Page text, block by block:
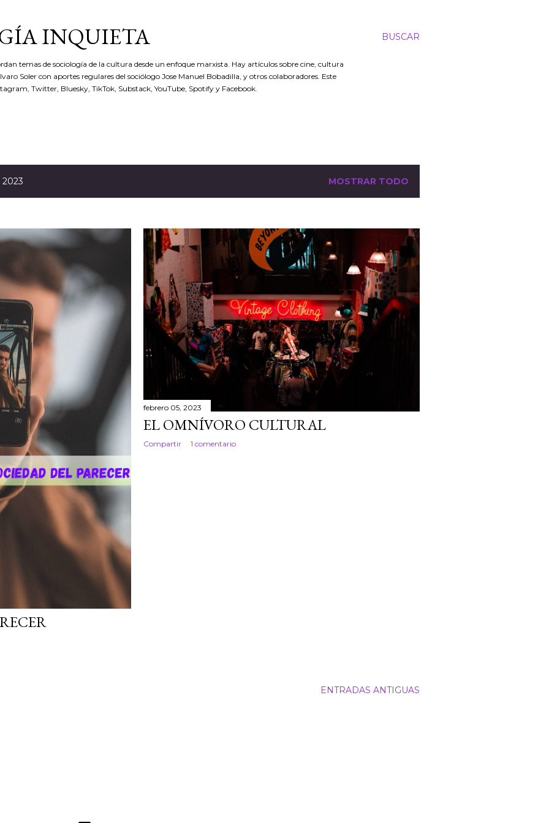
BUSCAR
INQUIETA
temas de sociología de la cultura desde un enfoque marxista. Hay artículos sobre cine, cultura
Soler con aportes regulares del sociólogo Jose Manuel Bobadilla, y otros colaboradores. Este
Twitter, Bluesky, TikTok, Substack, YouTube, Spotify y Facebook.
MOSTRAR TODO
febrero 05, 2023
EL OMNÍVORO CULTURAL
Compartir 1 comentario
ENTRADAS ANTIGUAS